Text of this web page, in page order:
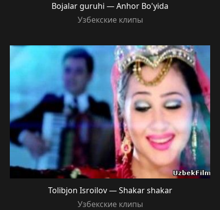
Bojalar guruhi — Anhor Bo'yida
Узбекские клипы
Tolibjon Isroilov — Shakar shakar
Узбекские клипы